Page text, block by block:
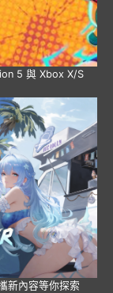
5 與 Xbox X/S
新內容等你探索